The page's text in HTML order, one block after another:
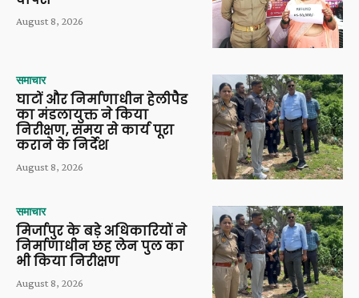
August 8, 2026
समाचार
घाटों और निर्माणाधीन हेलीपैड
का मंडलायुक्त ने किया
निरीक्षण, समय से कार्य पूरा
कराने के निर्देश
August 8, 2026
समाचार
मिर्जापुर के बड़े अधिकारियों ने
निर्माणाधीन छह लेन पुल का
भी किया निरीक्षण
August 8, 2026